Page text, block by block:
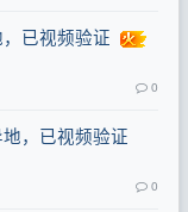
已视频验证
0
，已视频验证
0